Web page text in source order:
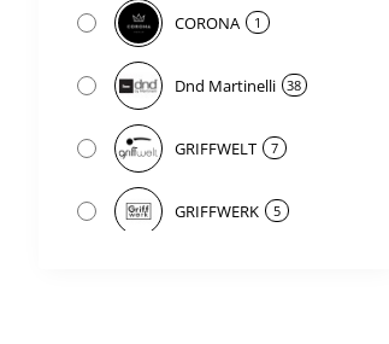
CORONA 1
Dnd Martinelli 38
GRIFFWELT 7
GRIFFWERK 5